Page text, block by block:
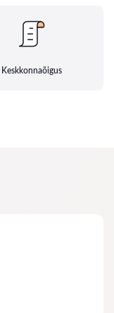
Keskkonnaõigus